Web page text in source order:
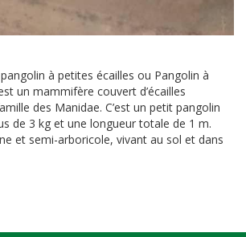
à petites écailles ou Pangolin à
un mammifère couvert d’écailles
des Manidae. C’est un petit pangolin
de 3 kg et une longueur totale de 1 m.
et semi-arboricole, vivant au sol et dans